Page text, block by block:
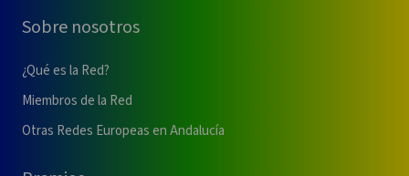
Sobre nosotros
¿Qué es la Red?
Miembros de la Red
Otras Redes Europeas en Andalucía